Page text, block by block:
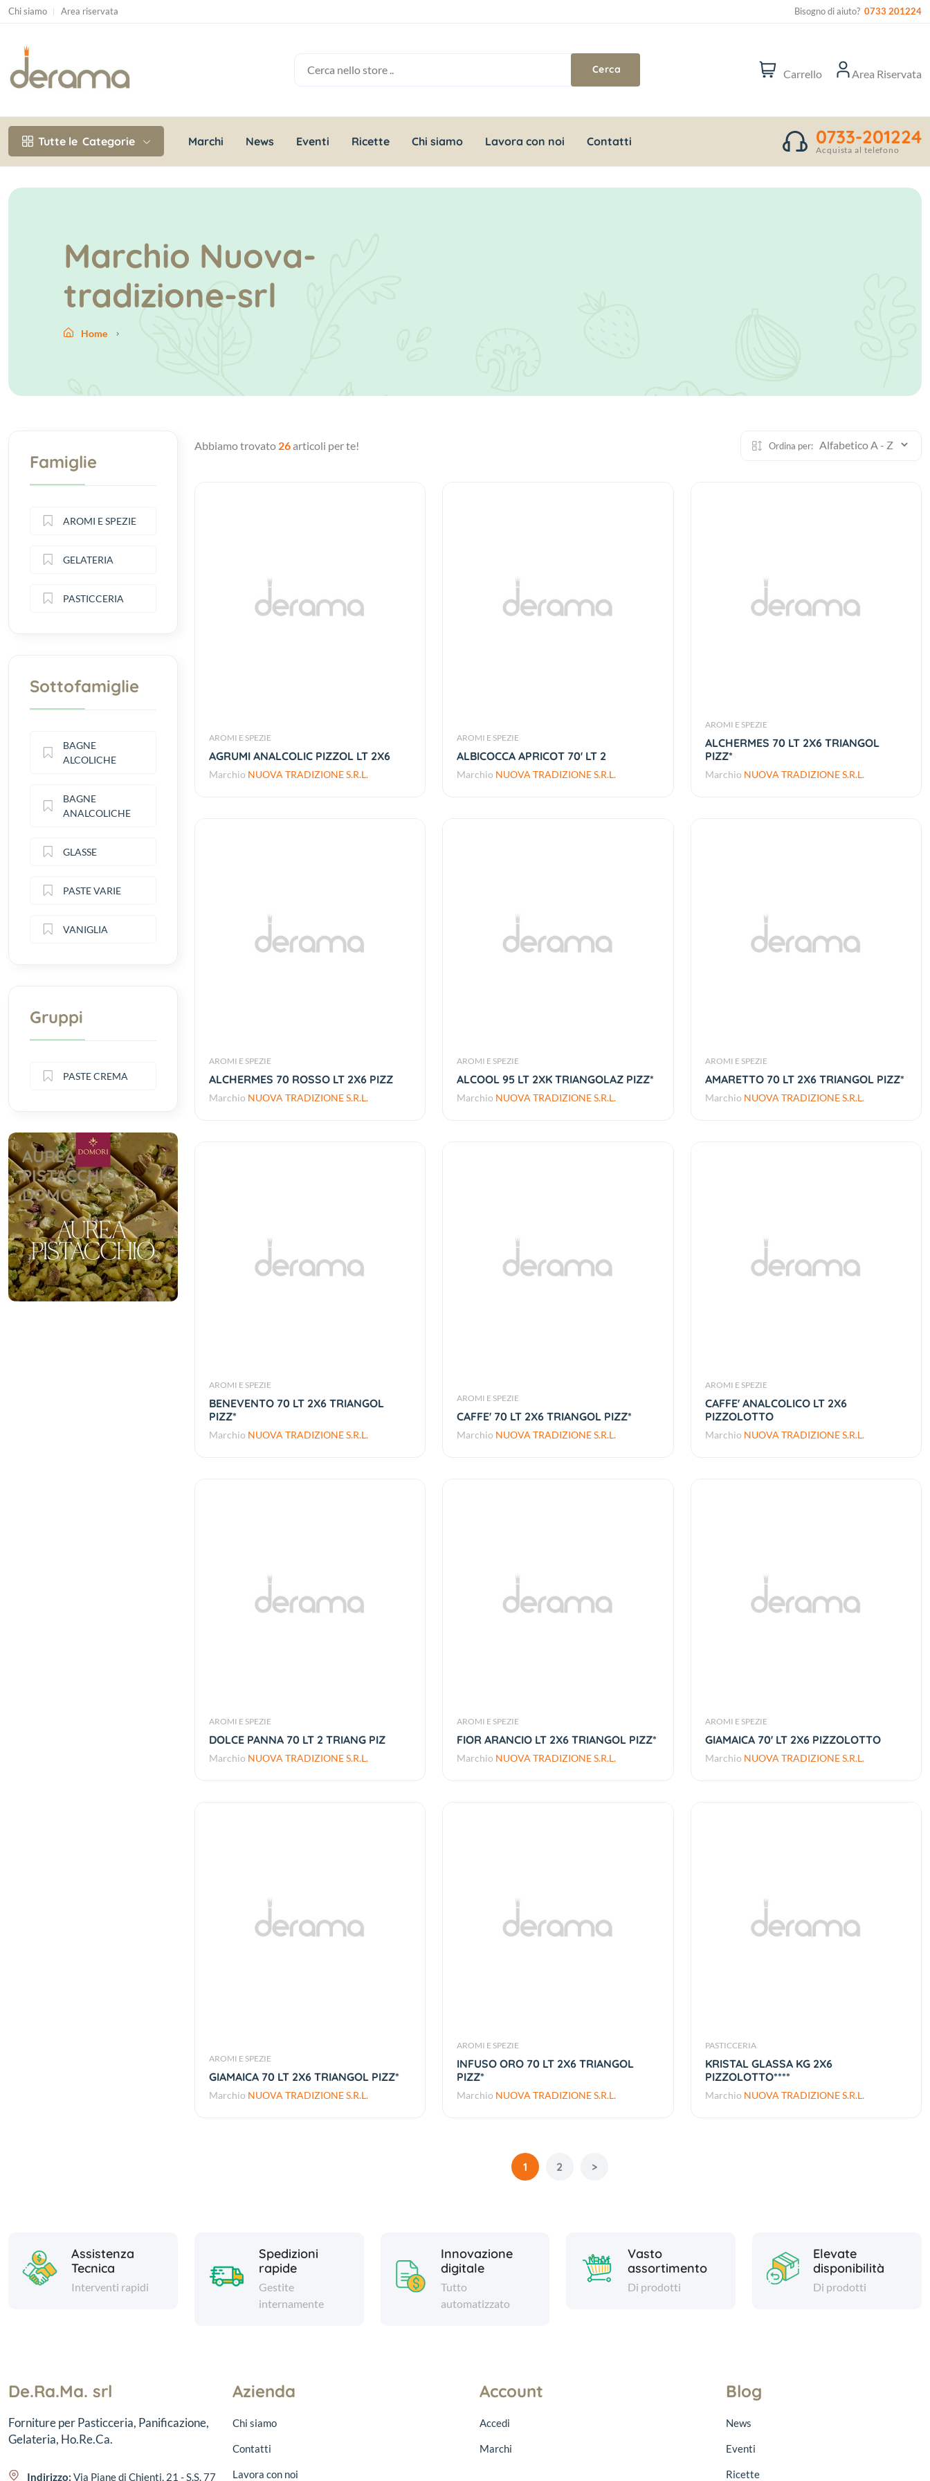
Chi siamo Area riservata Bisogno di aiuto? 0733 201224
Carrello Area Riservata
Tutte le Categorie Marchi News Eventi Ricette Chi siamo Lavora con noi Contatti 0733-201224
Acquista al telefono
Marchio Nuova-
tradizione-srl
Home
Abbiamo trovato 26articoli per te! Ordina per:
AROMI E SPEZIE
AGRUMI ANALCOLIC PIZZOL LT 2X6
Marchio NUOVA TRADIZIONE S.R.L.
AROMI E SPEZIE
ALBICOCCA APRICOT 70' LT 2
Marchio NUOVA TRADIZIONE S.R.L.
AROMI E SPEZIE
ALCHERMES 70 LT 2X6 TRIANGOL
PIZZ*
Marchio NUOVA TRADIZIONE S.R.L.
AROMI E SPEZIE
ALCHERMES 70 ROSSO LT 2X6 PIZZ
Marchio NUOVA TRADIZIONE S.R.L.
AROMI E SPEZIE
ALCOOL 95 LT 2XK TRIANGOLAZ PIZZ*
Marchio NUOVA TRADIZIONE S.R.L.
AROMI E SPEZIE
AMARETTO 70 LT 2X6 TRIANGOL PIZZ*
Marchio NUOVA TRADIZIONE S.R.L.
AROMI E SPEZIE
BENEVENTO 70 LT 2X6 TRIANGOL
PIZZ*
Marchio NUOVA TRADIZIONE S.R.L.
AROMI E SPEZIE
CAFFE' 70 LT 2X6 TRIANGOL PIZZ*
Marchio NUOVA TRADIZIONE S.R.L.
AROMI E SPEZIE
CAFFE' ANALCOLICO LT 2X6
PIZZOLOTTO
Marchio NUOVA TRADIZIONE S.R.L.
AROMI E SPEZIE
DOLCE PANNA 70 LT 2 TRIANG PIZ
Marchio NUOVA TRADIZIONE S.R.L.
AROMI E SPEZIE
FIOR ARANCIO LT 2X6 TRIANGOL PIZZ*
Marchio NUOVA TRADIZIONE S.R.L.
AROMI E SPEZIE
GIAMAICA 70' LT 2X6 PIZZOLOTTO
Marchio NUOVA TRADIZIONE S.R.L.
AROMI E SPEZIE
GIAMAICA 70 LT 2X6 TRIANGOL PIZZ*
Marchio NUOVA TRADIZIONE S.R.L.
AROMI E SPEZIE
INFUSO ORO 70 LT 2X6 TRIANGOL
PIZZ*
Marchio NUOVA TRADIZIONE S.R.L.
PASTICCERIA
KRISTAL GLASSA KG 2X6
PIZZOLOTTO****
Marchio NUOVA TRADIZIONE S.R.L.
1 2 >
Famiglie
AROMI E SPEZIE
GELATERIA
PASTICCERIA
Sottofamiglie
BAGNE
ALCOLICHE
BAGNE
ANALCOLICHE
GLASSE
PASTE VARIE
VANIGLIA
Gruppi
PASTE CREMA
AUREA
PISTACCHIO
DOMORI
Assistenza
Tecnica
Interventi rapidi
Spedizioni
rapide
Gestite
internamente
Innovazione
digitale
Tutto
automatizzato
Vasto
assortimento
Di prodotti
Elevate
disponibilità
Di prodotti
De.Ra.Ma. srl
Forniture per Pasticceria, Panificazione,
Gelateria, Ho.Re.Ca.
Indirizzo: Via Piane di Chienti, 21 - S.S. 77
Azienda
Chi siamo
Contatti
Lavora con noi
Account
Accedi
Marchi
Blog
News
Eventi
Ricette